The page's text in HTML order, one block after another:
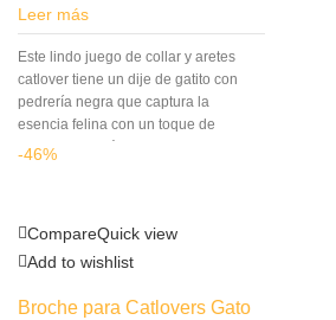
Leer más
Este lindo juego de collar y aretes
catlover tiene un dije de gatito con
pedrería negra que captura la
esencia felina con un toque de
elegancia. Está meticulosamente
de esta joya es una declaración de
estilo y devoción por tus adorables
-46%
CompareQuick view
Add to wishlist
Broche para Catlovers Gato